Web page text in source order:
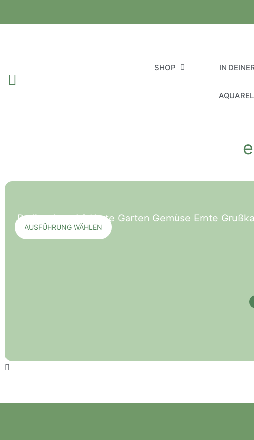
SHOP IN
Radieschen A6 Karte Garten Gemüse Ernte
AUSFÜHRUNG WÄHLEN